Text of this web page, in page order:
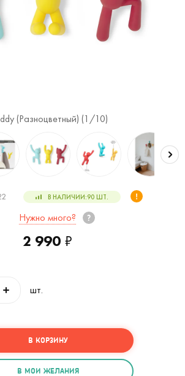
(Разноцветный) (1 /10)
В НАЛИЧИИ:90ШТ.
Нужно много?
2 990 ₽
шт.
В КОРЗИНУ
В МОИ ЖЕЛАНИЯ